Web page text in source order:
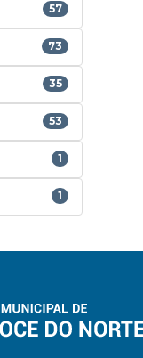
57
73
35
53
1
1